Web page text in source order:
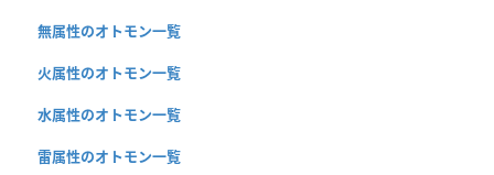
無属性のオトモン一覧
火属性のオトモン一覧
水属性のオトモン一覧
雷属性のオトモン一覧